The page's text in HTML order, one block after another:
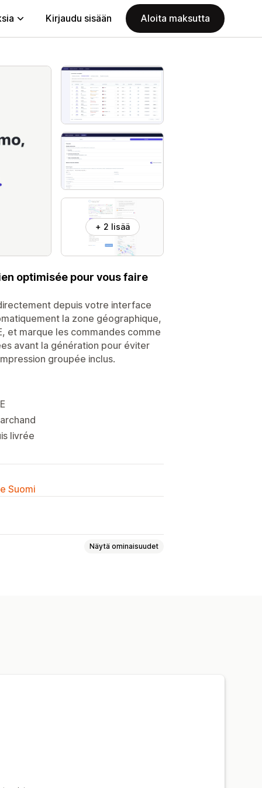
Kirjaudu sisään Aloita maksutta
+ 2 lisää
optimisée pour vous faire
depuis votre interface
la zone géographique,
et marque les commandes comme
avant la génération pour éviter
groupée inclus.
livrée
Suomi
Näytä ominaisuudet